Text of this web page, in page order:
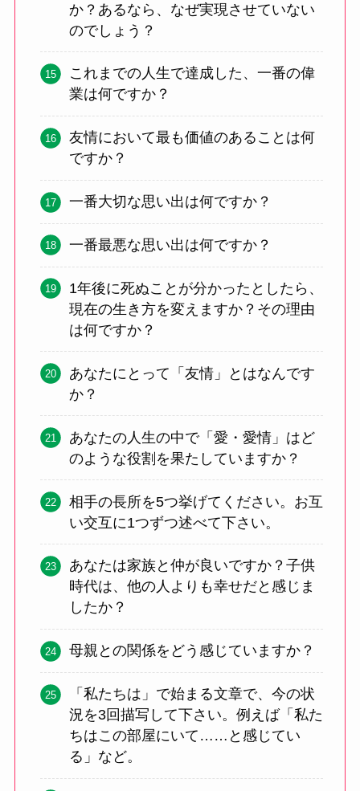
か？あるなら、なぜ実現させていない
のでしょう？
これまでの人生で達成した、一番の偉
業は何ですか？
友情において最も価値のあることは何
ですか？
一番大切な思い出は何ですか？
一番最悪な思い出は何ですか？
1年後に死ぬことが分かったとしたら、
現在の生き方を変えますか？その理由
は何ですか？
あなたにとって「友情」とはなんです
か？
あなたの人生の中で「愛・愛情」はど
のような役割を果たしていますか？
相手の長所を5つ挙げてください。お互
い交互に1つずつ述べて下さい。
あなたは家族と仲が良いですか？子供
時代は、他の人よりも幸せだと感じま
したか？
母親との関係をどう感じていますか？
「私たちは」で始まる文章で、今の状
況を3回描写して下さい。例えば「私た
ちはこの部屋にいて……と感じてい
る」など。